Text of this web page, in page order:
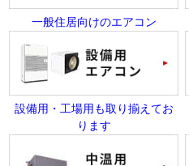
一般住居向けのエアコン
設備用・工場用も取り揃えてお
ります